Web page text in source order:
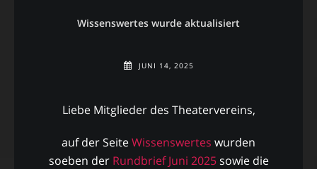
Wissenswertes wurde aktualisiert
JUNI 14, 2025
Liebe Mitglieder des Theatervereins,
auf der SeiteWissenswertes wurden
soeben der Rundbrief Juni 2025sowie die